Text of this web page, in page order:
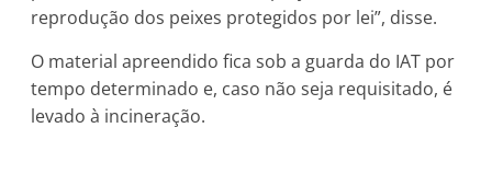
reprodução dos peixes protegidos por lei”, disse.
O material apreendido fica sob a guarda do IAT por
tempo determinado e, caso não seja requisitado, é
levado à incineração.